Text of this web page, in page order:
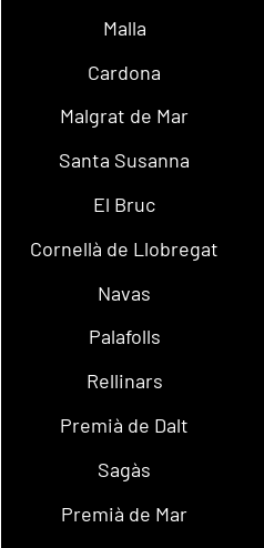
Malla
Cardona
Malgrat de Mar
Santa Susanna
El Bruc
Cornellà de Llobregat
Navas
Palafolls
Rellinars
Premià de Dalt
Sagàs
Premià de Mar